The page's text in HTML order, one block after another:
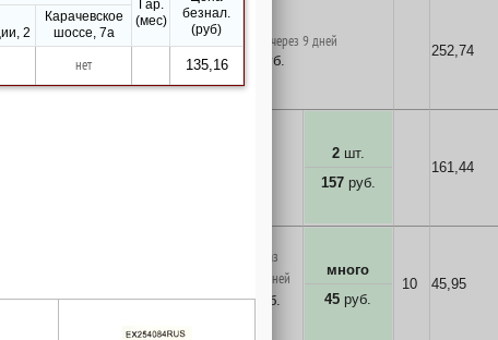
в корзину
поставка на заказ через 9 дней
руб.
252,74
2шт.
157руб.
161,44
в корзину
45руб.
на заказ
через 9 дней
45руб.
много
45 руб.
10 45,95